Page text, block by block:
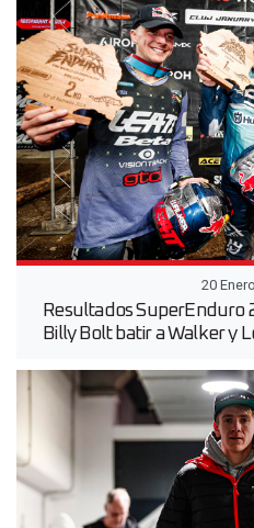
20
Resultados SuperEnduro
Billy Bolt batir a Walker y